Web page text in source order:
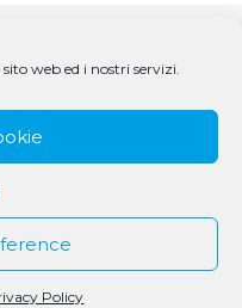
web ed i nostri servizi.
Policy
a socio unico | CF/P.IVA